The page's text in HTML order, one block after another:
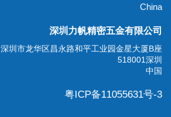
China
深圳力帆精密五金有限公司
深圳市龙华区昌永路和平工业园金星大厦B座
518001深圳
中国
粤ICP备11055631号-3